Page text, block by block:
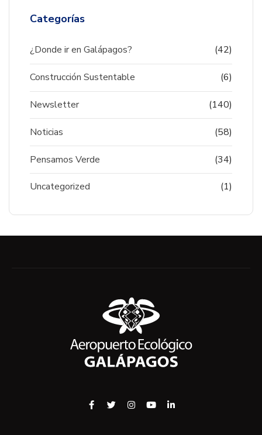
Categorías
¿Donde ir en Galápagos? (42)
Construcción Sustentable (6)
Newsletter (140)
Noticias (58)
Pensamos Verde (34)
Uncategorized (1)